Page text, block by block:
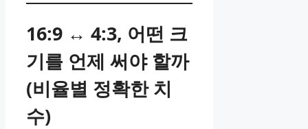
16:9 ↔ 4:3, 어떤 크
기를 언제 써야 할까
(비율별 정확한 치
수)